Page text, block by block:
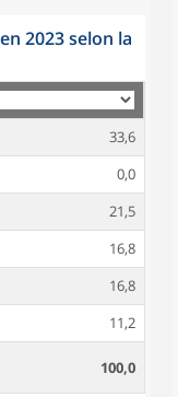
2023 selon la
33,6
0,0
21,5
16,8
16,8
11,2
100,0